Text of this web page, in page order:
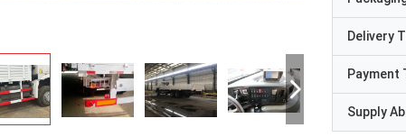
Delivery
Payment
Supply